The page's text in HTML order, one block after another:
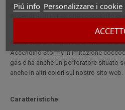
Piú info Personalizzare i cookie
Accendino per sigari Peter Charles
Accendino per sigari Peter Charles
Accendino Stormy in imitazione
gas e ha anche un perforatore situato
anche in altri colori sul nostro sito web.
Caratteristiche